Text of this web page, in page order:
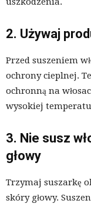
2. Używaj
Przed suszeniem
ochrony cieplnej.
ochronną na
wysokiej
3. Nie susz
głowy
Trzymaj suszarkę
skóry głowy.